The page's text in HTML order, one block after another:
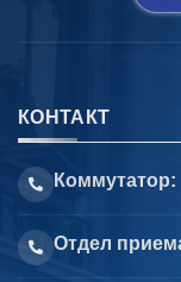
КОНТАКТ
Коммутатор:
Отдел